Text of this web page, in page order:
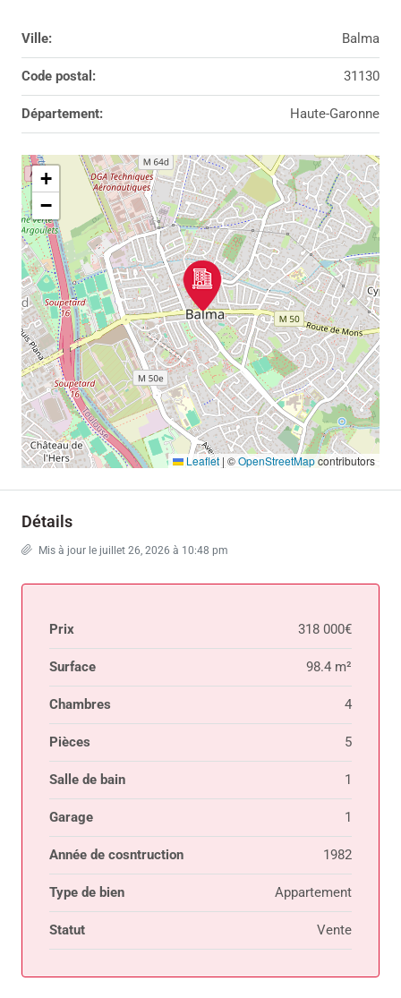
Ville: Balma
Code postal: 31130
Département: Haute-Garonne
+
−
Leaflet | ©OpenStreetMapcontributors
Détails
Mis à jour le juillet 26, 2026 à 10:48 pm
Prix 318 000€
Surface 98.4 m²
Chambres 4
Pièces 5
Salle de bain 1
Garage 1
Année de cosntruction 1982
Type de bien Appartement
Statut Vente